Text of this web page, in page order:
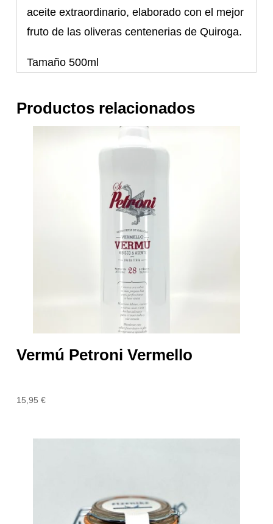
aceite extraordinario, elaborado con el mejor
fruto de las oliveras centenerias de Quiroga.
Tamaño 500ml
Productos relacionados
Vermú Petroni Vermello
15,95€